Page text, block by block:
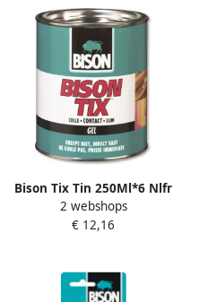
Bison Tix Tin 250Ml*6 Nlfr
1305250
2 webshops
€ 12,16